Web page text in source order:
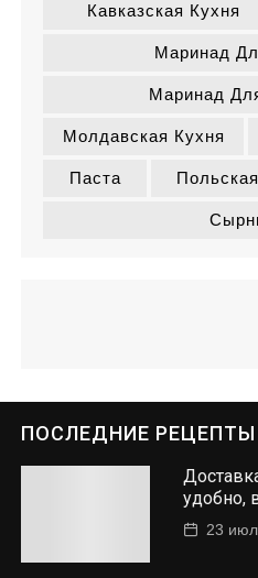
Кавказская Кухня
Маринад
Маринад
Молдавская Кухня
Паста
ПОСЛЕДНИЕ РЕЦЕПТЫ
удобно,
23